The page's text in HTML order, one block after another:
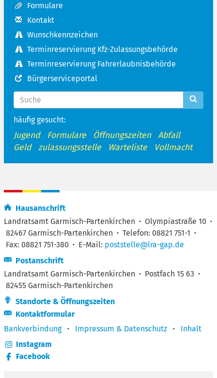
Formulare
Kontakt
Wunschkennzeichen
Terminreservierung Kfz-Zulassungsbehörde
Terminreservierung Fahrerlaubnisbehörde
Bürgerserviceportal
häufig gesucht:
Jugend Formulare Öffnungszeiten
Abfall
Geld
zulassungsstelle Warteliste Vollmacht
Hausanschrift
Landratsamt Garmisch-Partenkirchen · Olympiastraße 10 ·
82467 Garmisch-Partenkirchen · Telefon: 08821 751-1 ·
Fax: 08821 751-380 · E-Mail: poststelle@lra-gap.de
Postanschrift
Landratsamt Garmisch-Partenkirchen · Postfach 15 63 ·
82455 Garmisch-Partenkirchen
Standorte & Öffnungszeiten
Kontaktformular
Bankverbindung
· Impressum & Datenschutz ·
Inhalt
Instagram
Facebook